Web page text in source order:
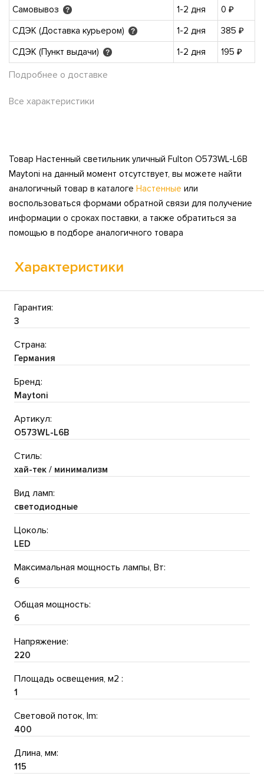
Самовывоз
? 1-2 дня
0 ₽
СДЭК (Доставка курьером)
? 1-2 дня
385 ₽
СДЭК (Пункт выдачи)
? 1-2 дня 195 ₽
Подробнее о доставке
Все характеристики
Товар Настенный светильник уличный Fulton O573WL-L6B
Maytoni на данный момент отсутствует, вы можете найти
аналогичный товар в каталоге Настенные или
воспользоваться формами обратной связи для получение
информации о сроках поставки, а также обратиться за
помощью в подборе аналогичного товара
Характеристики
Гарантия:
3
Страна:
Германия
Бренд:
Maytoni
Артикул:
O573WL-L6B
Стиль:
хай-тек / минимализм
Вид ламп:
светодиодные
Цоколь:
LED
Максимальная мощность лампы, Вт:
6
Общая мощность:
6
Напряжение:
220
Площадь освещения, м2 :
1
Световой поток, lm:
400
Длина, мм:
115